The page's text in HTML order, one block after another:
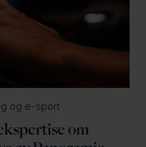
og e-sport
om